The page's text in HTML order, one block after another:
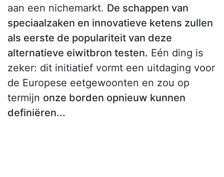
aan een nichemarkt. De schappen van
speciaalzaken en innovatieve ketens zullen
als eerste de populariteit van deze
alternatieve eiwitbron testen. Eén ding is
zeker: dit initiatief vormt een uitdaging voor
de Europese eetgewoonten en zou op
termijn onze borden opnieuw kunnen
definiëren...